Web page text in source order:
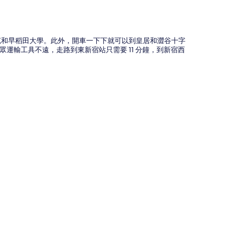
早稻田大學。此外，開車一下下就可以到皇居和澀谷十字
輸工具不遠，走路到東新宿站只需要 11 分鐘，到新宿西